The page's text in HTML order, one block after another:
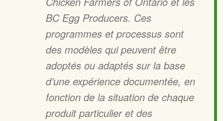
BC Egg Producers. Ces
programmes et processus sont
des modèles qui peuvent être
adoptés ou adaptés sur la base
d’une expérience documentée, en
fonction de la situation de chaque
produit particulier et des